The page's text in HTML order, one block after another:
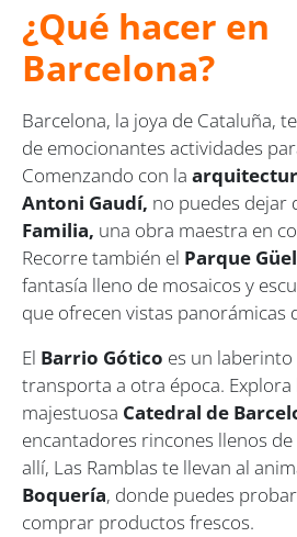
¿Qué hacer en
Barcelona?
Barcelona, la joya de Cataluña,
de emocionantes actividades
Comenzando con la
Antoni Gaudí, no puedes dejar
Familia, una obra maestra en
Recorre también el Parque
fantasía lleno de mosaicos y
que ofrecen vistas panorámicas
El Barrio Gótico es un
transporta a otra época. Explora
majestuosa Catedral de
encantadores rincones llenos
allí, Las Ramblas te llevan al
Boquería, donde puedes
comprar productos frescos.